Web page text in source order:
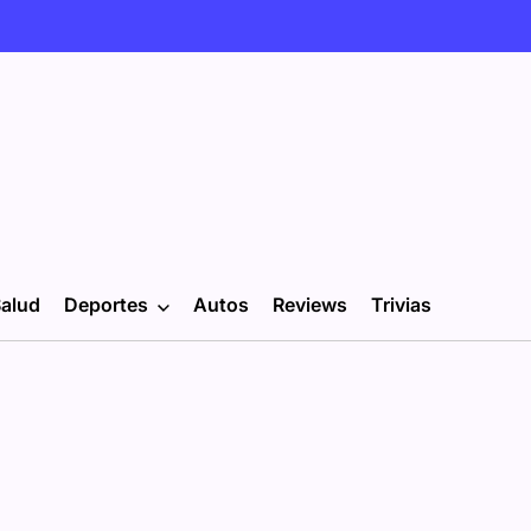
Deportes Autos Reviews Trivias